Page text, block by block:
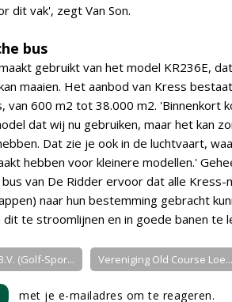
dit vak', zegt Van Son.
bus
gebruikt van het model KR236E,
maaien. Het aanbod van Kress
van 600 m2 tot 38.000 m2. 'Binnenkort
dat wij nu gebruiken, maar het kan
Dat zie je ook in de luchtvaart,
hebben voor kleinere modellen.'
van De Ridder ervoor dat alle Kress-
naar hun bestemming gebracht
dit te stroomlijnen en in goede banen te
(Golf-Spor... Vereniging Old Course Loe...
met je e-mailadres om te reageren.